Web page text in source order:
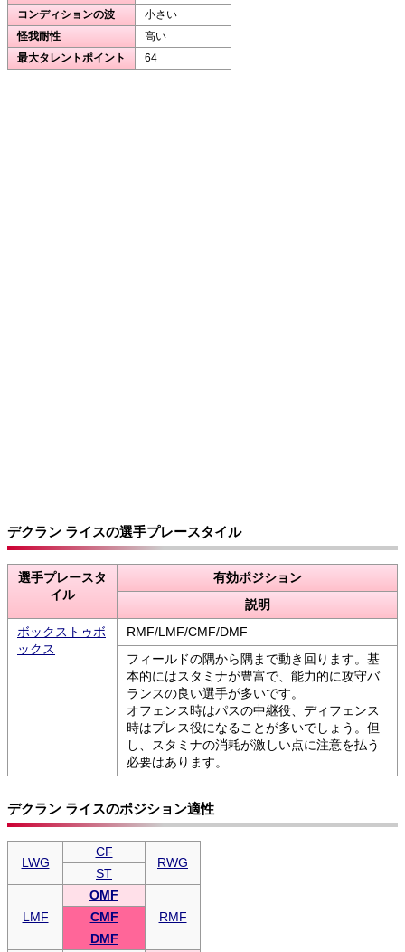
コンディションの波
小さい
怪我耐性
高い
最大タレントポイント
64
デクラン ライスの選手プレースタイル
選手プレースタ
イル
有効ポジション
説明
ボックストゥボ
ックス
RMF/LMF/CMF/DMF
フィールドの隅から隅まで動き回ります。基
本的にはスタミナが豊富で、能力的に攻守バ
ランスの良い選手が多いです。
オフェンス時はパスの中継役、ディフェンス
時はプレス役になることが多いでしょう。但
し、スタミナの消耗が激しい点に注意を払う
必要はあります。
デクラン ライスのポジション適性
LWG
CF
RWG
ST
LMF
OMF
RMF
CMF
DMF